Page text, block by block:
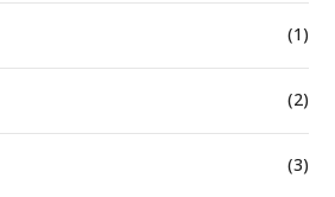
(1)
(2)
(3)